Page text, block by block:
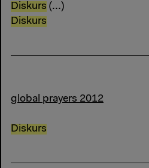
Diskurs (...)
Diskurs
global prayers 2012
Diskurs